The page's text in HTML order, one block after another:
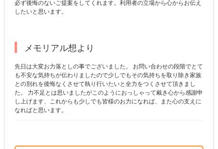
必ず後悔のないご提案をしてくれます。利用者の立場から心からお伝え
したいと思います。
メモリアル想より
先日は大変お力落としの事でございました。 お問い合わせの段階でとて
も不安な気持ちが伝わりましたので少しでもその気持ちを取り除き家族
との別れを後悔なくさせて執り行いたいと全力をつくさせて頂きまし
た。 力不足とは思いましたがこのようにおっしゃって戴き心から感謝申
し上げます、これからも少しでも皆様のお力になれば、また心の支えに
なればと思います。